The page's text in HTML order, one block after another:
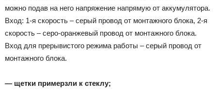
можно подав на него напряжение напрямую от аккумулятора.
Вход: 1-я скорость – серый провод от монтажного блока, 2-я
скорость – серо-оранжевый провод от монтажного блока.
Вход для прерывистого режима работы – серый провод от
монтажного блока.
— щетки примерзли к стеклу;